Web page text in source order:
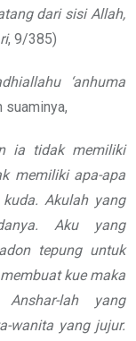
dari sisi Allah,
, 9/385)
‘anhuma
suaminya,
ia tidak memiliki
memiliki apa-apa
Akulah yang
Aku yang
tepung untuk
kue maka
Anshar-lah yang
wanita yang jujur.